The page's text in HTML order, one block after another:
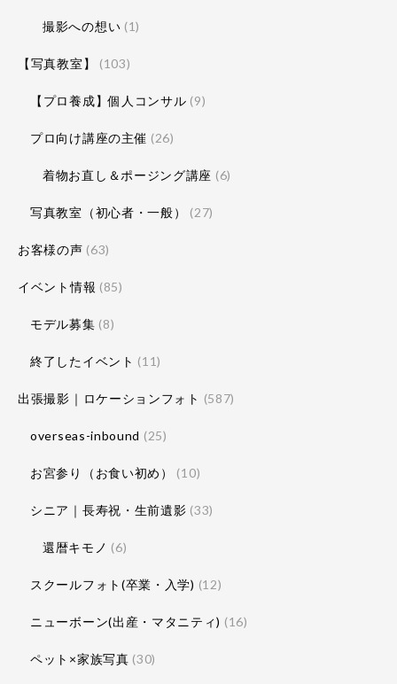
撮影への想い (1)
【写真教室】 (103)
【プロ養成】個人コンサル (9)
プロ向け講座の主催 (26)
着物お直し＆ポージング講座 (6)
写真教室（初心者・一般） (27)
お客様の声 (63)
イベント情報 (85)
モデル募集 (8)
終了したイベント (11)
出張撮影｜ロケーションフォト (587)
overseas-inbound (25)
お宮参り（お食い初め） (10)
シニア｜長寿祝・生前遺影 (33)
還暦キモノ (6)
スクールフォト(卒業・入学) (12)
ニューボーン(出産・マタニティ) (16)
ペット×家族写真 (30)